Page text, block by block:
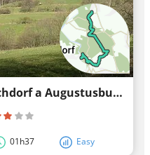
Ww Augustusburg-Witzschdorf a Augustusburg mal marcat
01h37 Easy